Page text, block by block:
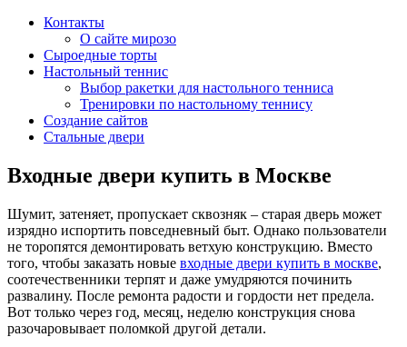
Контакты
О сайте мирозо
Сыроедные торты
Настольный теннис
Выбор ракетки для настольного тенниса
Тренировки по настольному теннису
Создание сайтов
Стальные двери
Входные двери купить в Москве
Шумит, затеняет, пропускает сквозняк – старая дверь может
изрядно испортить повседневный быт. Однако пользователи
не торопятся демонтировать ветхую конструкцию. Вместо
того, чтобы заказать новые входные двери купить в москве,
соотечественники терпят и даже умудряются починить
развалину. После ремонта радости и гордости нет предела.
Вот только через год, месяц, неделю конструкция снова
разочаровывает поломкой другой детали.